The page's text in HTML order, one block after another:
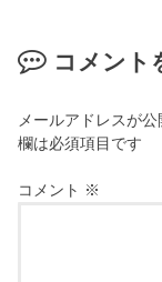
コメント
メールアドレスが
欄は必須項目です
コメント ※